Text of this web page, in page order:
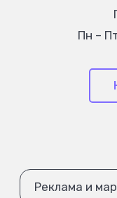
Пн –
Реклама и